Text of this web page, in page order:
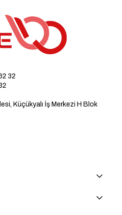
32
Küçükyalı İş Merkezi H Blok